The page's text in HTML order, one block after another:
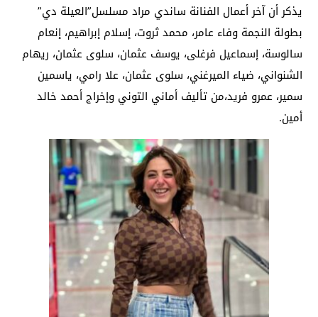
يذكر أن آخر أعمال الفنانة ساندي مراد مسلسل”العيلة دي”
بطولة النجمة وفاء عامر، محمد ثروت، إسلام إبراهيم، إنعام
سالوسة، إسماعيل فرغلى، يوسف عثمان، سلوى عثمان، ريهام
الشنواني، ضياء الميرغني، سلوى عثمان، علا رامي، ياسمين
سمير، عمرو فريد،من تأليف أماني التوني وإخراج أحمد خالد
أمين.